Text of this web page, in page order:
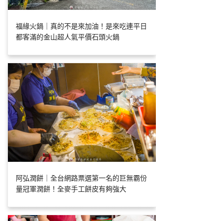
福緣火鍋｜真的不是來加油！是來吃連平日
都客滿的金山超人氣平價石頭火鍋
阿弘潤餅｜全台網路票選第一名的巨無霸份
量冠軍潤餅！全麥手工餅皮有夠強大